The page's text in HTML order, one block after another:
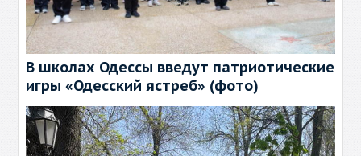
В школах Одессы введут патриотические
игры «Одесский ястреб» (фото)